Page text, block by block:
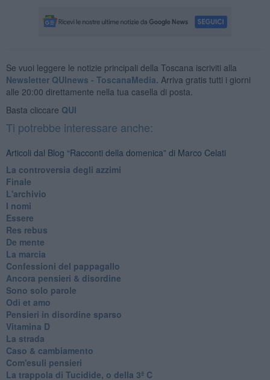
Se vuoi leggere le notizie principali della Toscana iscriviti alla
Newsletter QUInews - ToscanaMedia. Arriva gratis tutti i giorni
alle 20:00 direttamente nella tua casella di posta.
Basta cliccare QUI
Ti potrebbe interessare anche:
Articoli dal Blog “Racconti della domenica” di Marco Celati
La controversia degli azzimi
Finale
L'archivio
I nomi
Essere
Res rebus
De mente
La marcia
Confessioni del pappagallo
Ancora pensieri & disordine
Sono solo parole
Odi et amo
Pensieri in disordine sparso
Vitamina D
La strada
Caso & cambiamento
Com'esuli pensieri
La trappola di Tucidide, o della 3ª C